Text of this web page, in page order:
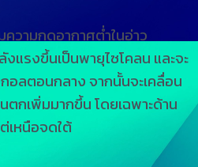
วามกดอากาศต่ำในอ่าว
แรงขึ้นเป็นพายุไซโคลน และจะ
อลตอนกลาง จากนั้นจะเคลื่อน
กเพิ่มมากขึ้น โดยเฉพาะด้าน
เหนือจดใต้